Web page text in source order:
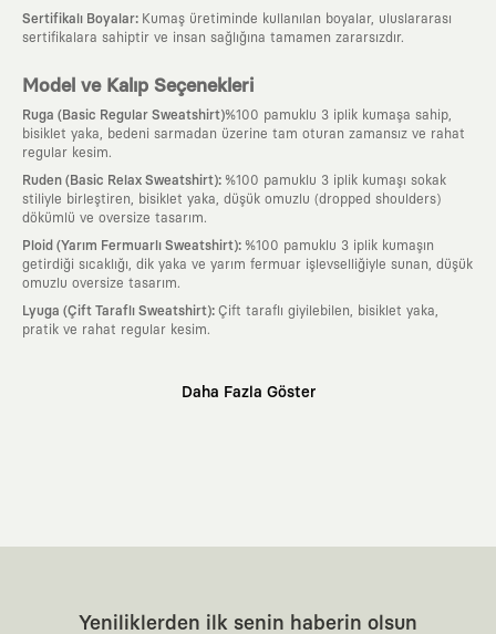
Sertifikalı Boyalar: Kumaş üretiminde kullanılan boyalar, uluslararası
sertifikalara sahiptir ve insan sağlığına tamamen zararsızdır.
Model ve Kalıp Seçenekleri
Ruga (Basic Regular Sweatshirt)%100 pamuklu 3 iplik kumaşa sahip,
bisiklet yaka, bedeni sarmadan üzerine tam oturan zamansız ve rahat
regular kesim.
Ruden (Basic Relax Sweatshirt): %100 pamuklu 3 iplik kumaşı sokak
stiliyle birleştiren, bisiklet yaka, düşük omuzlu (dropped shoulders)
dökümlü ve oversize tasarım.
Ploid (Yarım Fermuarlı Sweatshirt): %100 pamuklu 3 iplik kumaşın
getirdiği sıcaklığı, dik yaka ve yarım fermuar işlevselliğiyle sunan, düşük
omuzlu oversize tasarım.
Lyuga (Çift Taraflı Sweatshirt): Çift taraflı giyilebilen, bisiklet yaka,
pratik ve rahat regular kesim.
dolabının en değerli parçası olarak kalacak, hikayesini ve estetik
Yaratıcı Bir Topluluk
KAFT, keşfetmeyi sevenlerin, sanata tutkuyla bağlı
olanların ve şehri özgürce adımlayanların ortak dilidir. Üzerinde
Daha Fazla Göster
Yeniliklerden ilk senin haberin olsun